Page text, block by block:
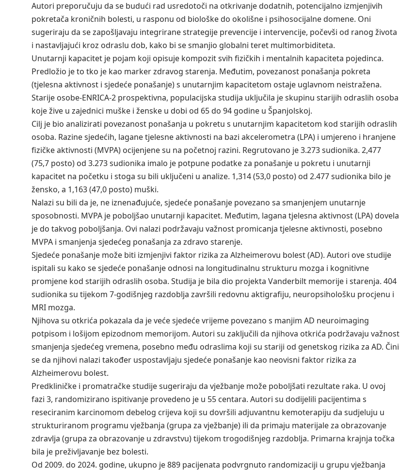
Autori preporučuju da se budući rad usredotoči na otkrivanje dodatnih, potencijalno izmjenjivih
pokretača kroničnih bolesti, u rasponu od biološke do okolišne i psihosocijalne domene. Oni
sugeriraju da se zapošljavaju integrirane strategije prevencije i intervencije, počevši od ranog života
i nastavljajući kroz odraslu dob, kako bi se smanjio globalni teret multimorbiditeta.
Unutarnji kapacitet je pojam koji opisuje kompozit svih fizičkih i mentalnih kapaciteta pojedinca.
Predložio je to tko je kao marker zdravog starenja. Međutim, povezanost ponašanja pokreta
(tjelesna aktivnost i sjedeće ponašanje) s unutarnjim kapacitetom ostaje uglavnom neistražena.
Starije osobe-ENRICA-2 prospektivna, populacijska studija uključila je skupinu starijih odraslih osoba
koje žive u zajednici muške i ženske u dobi od 65 do 94 godine u Španjolskoj.
Cilj je bio analizirati povezanost ponašanja u pokretu s unutarnjim kapacitetom kod starijih odraslih
osoba. Razine sjedećih, lagane tjelesne aktivnosti na bazi akcelerometra (LPA) i umjereno i hranjene
fizičke aktivnosti (MVPA) ocijenjene su na početnoj razini. Regrutovano je 3.273 sudionika. 2,477
(75,7 posto) od 3.273 sudionika imalo je potpune podatke za ponašanje u pokretu i unutarnji
kapacitet na početku i stoga su bili uključeni u analize. 1,314 (53,0 posto) od 2.477 sudionika bilo je
žensko, a 1,163 (47,0 posto) muški.
Nalazi su bili da je, ne iznenađujuće, sjedeće ponašanje povezano sa smanjenjem unutarnje
sposobnosti. MVPA je poboljšao unutarnji kapacitet. Međutim, lagana tjelesna aktivnost (LPA) dovela
je do takvog poboljšanja. Ovi nalazi podržavaju važnost promicanja tjelesne aktivnosti, posebno
MVPA i smanjenja sjedećeg ponašanja za zdravo starenje.
Sjedeće ponašanje može biti izmjenjivi faktor rizika za Alzheimerovu bolest (AD). Autori ove studije
ispitali su kako se sjedeće ponašanje odnosi na longitudinalnu strukturu mozga i kognitivne
promjene kod starijih odraslih osoba. Studija je bila dio projekta Vanderbilt memorije i starenja. 404
sudionika su tijekom 7-godišnjeg razdoblja završili redovnu aktigrafiju, neuropsihološku procjenu i
MRI mozga.
Njihova su otkrića pokazala da je veće sjedeće vrijeme povezano s manjim AD neuroimaging
potpisom i lošijom epizodnom memorijom. Autori su zaključili da njihova otkrića podržavaju važnost
smanjenja sjedećeg vremena, posebno među odraslima koji su stariji od genetskog rizika za AD. Čini
se da njihovi nalazi također uspostavljaju sjedeće ponašanje kao neovisni faktor rizika za
Alzheimerovu bolest.
Predkliničke i promatračke studije sugeriraju da vježbanje može poboljšati rezultate raka. U ovoj
fazi 3, randomizirano ispitivanje provedeno je u 55 centara. Autori su dodijelili pacijentima s
reseciranim karcinomom debelog crijeva koji su dovršili adjuvantnu kemoterapiju da sudjeluju u
strukturiranom programu vježbanja (grupa za vježbanje) ili da primaju materijale za obrazovanje
zdravlja (grupa za obrazovanje u zdravstvu) tijekom trogodišnjeg razdoblja. Primarna krajnja točka
bila je preživljavanje bez bolesti.
Od 2009. do 2024. godine, ukupno je 889 pacijenata podvrgnuto randomizaciji u grupu vježbanja